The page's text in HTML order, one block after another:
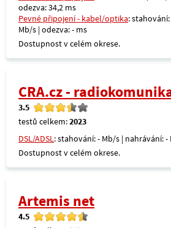
odezva: 34,2 ms
Pevné připojení - kabel/optika:
Mb/s | odezva: - ms
Dostupnost v celém okrese.
CRA.cz -
3.5
testů celkem:2023
DSL/ADSL: stahování: - Mb/s | nahrávání: -
Dostupnost v celém okrese.
Artemis net
4.5